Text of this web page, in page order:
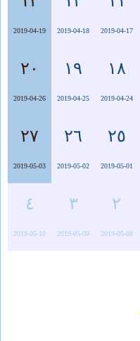
2019-04-17
2019-04-18
2019-04-19
١٨
2019-04-24
١٩
2019-04-25
٢٠
2019-04-26
٢٥
2019-05-01
٢٦
2019-05-02
٢٧
2019-05-03
٢
2019-05-08
٣
2019-05-09
٤
2019-05-10